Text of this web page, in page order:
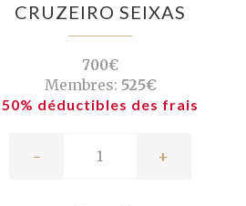
CRUZEIRO SEIXAS
700€
Membres: 525€
50% déductibles des frais
- +